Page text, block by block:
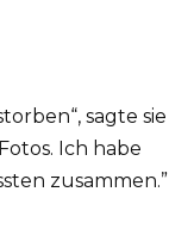
sagte sie
Ich habe
zusammen.”